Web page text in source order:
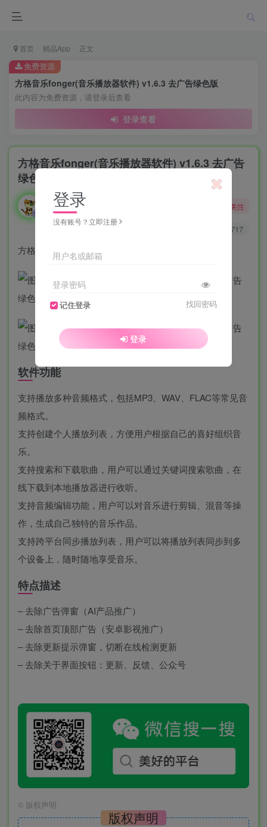
首页 精品App 正文
方格音乐fonger(音乐播放器软件) v1.6.3 去广告绿色版
此内容为免费资源，请登录后查看
登录查看
免费资源
方格音乐fonger(音乐播放器软件) v1.6.3 去广告
绿色版
勇敢的大野狼
酒醒只在花前坐，酒醉还来花下眠。
关注
2717
方格音乐播放器是一款功能强大的音乐播放器软件。
软件功能
支持播放多种音频格式，包括MP3、WAV、FLAC等常见音
频格式。
支持创建个人播放列表，方便用户根据自己的喜好组织音
乐。
支持搜索和下载歌曲，用户可以通过关键词搜索歌曲，在
线下载到本地播放器进行收听。
支持音频编辑功能，用户可以对音乐进行剪辑、混音等操
作，生成自己独特的音乐作品。
支持跨平台同步播放列表，用户可以将播放列表同步到多
个设备上，随时随地享受音乐。
特点描述
– 去除广告弹窗（AI产品推广）
– 去除首页顶部广告（安卓影视推广）
– 去除更新提示弹窗，切断在线检测更新
– 去除关于界面按钮：更新、反馈、公众号
© 版权声明
版权声明
登录
没有账号？立即注册
用户名或邮箱
登录密码
记住登录 找回密码
登录